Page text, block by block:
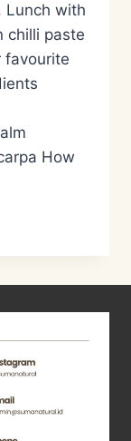
Lunch with
chilli paste
favourite
How